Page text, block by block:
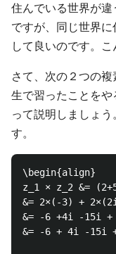
住んでいる世界が
ですが、同じ世界
して良いのです。こ
さて、次の２つの
生で習ったことを
って説明しましょ
す。
\begin{align}
z_1 × z_2 &=
&= 2×(-3) +
&= -6 +4i -15i
&= -6 + 4i -15i